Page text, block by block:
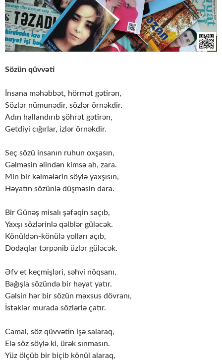
Sözün qüvvəti
İnsana məhəbbət, hörmət gətirən,
Sözlər nümunədir, sözlər örnəkdir.
Adın hallandırıb şöhrət gətirən,
Getdiyi cığırlar, izlər örnəkdir.
Seç sözü insanın ruhun oxşasın,
Gəlməsin əlindən kimsə ah, zara.
Min bir kəlmələrin söylə yaxşısın,
Həyatın sözünlə düşməsin dara.
Bir Günəş misalı şəfəqin saçıb,
Yaxşı sözlərinlə qəlblər güləcək.
Könüldən-könülə yolları açıb,
Dodaqlar tərpənib üzlər güləcək.
Əfv et keçmişləri, səhvi nöqsanı,
Bağışla sözündə bir həyat yatır.
Gəlsin hər bir sözün məxsus dövranı,
İstəklər murada sözlərlə çatır.
Camal, söz qüvvətin işə salaraq,
Elə söz söylə ki, ürək sınmasın.
Yüz ölçüb bir biçib könül alaraq,